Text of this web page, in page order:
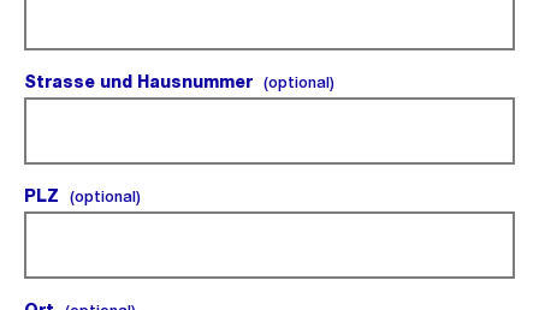
Strasse und Hausnummer (optional)(optional).
PLZ (optional)(optional).